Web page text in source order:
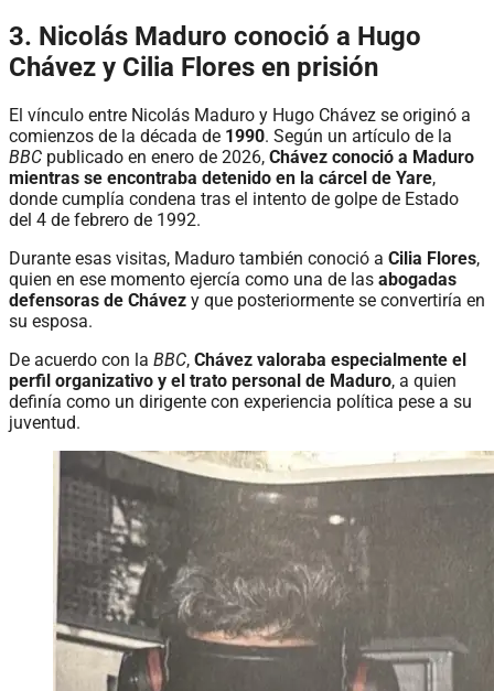
3. Nicolás Maduro conoció a Hugo
Chávez y Cilia Flores en prisión
El vínculo entre Nicolás Maduro y Hugo Chávez se originó a
comienzos de la década de 1990. Según un artículo de la
BBC publicado en enero de 2026, Chávez conoció a Maduro
mientras se encontraba detenido en la cárcel de Yare,
donde cumplía condena tras el intento de golpe de Estado
del 4 de febrero de 1992.
Durante esas visitas, Maduro también conoció a Cilia Flores,
quien en ese momento ejercía como una de las abogadas
defensoras de Chávez y que posteriormente se convertiría en
su esposa.
De acuerdo con la BBC, Chávez valoraba especialmente el
perfil organizativo y el trato personal de Maduro, a quien
definía como un dirigente con experiencia política pese a su
juventud.